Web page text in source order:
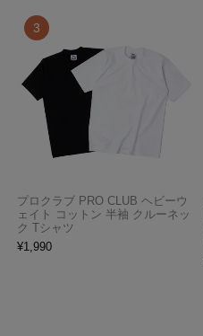
プロクラブ PRO CLUB ヘビーウ
ェイト コットン 半袖 クルーネッ
ク Tシャツ
¥1,990